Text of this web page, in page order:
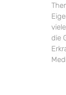
die